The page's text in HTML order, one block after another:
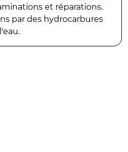
et réparations.
par des hydrocarbures